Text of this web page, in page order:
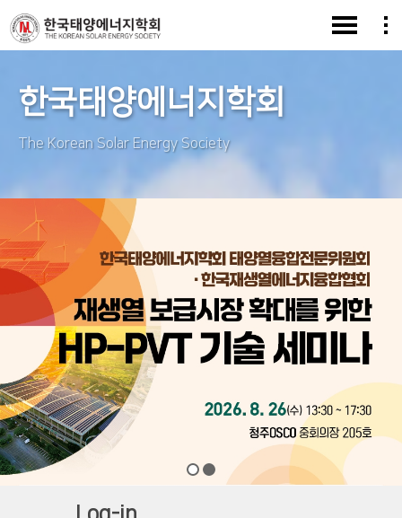
한국태양에너지학회
The Korean Solar Energy Society